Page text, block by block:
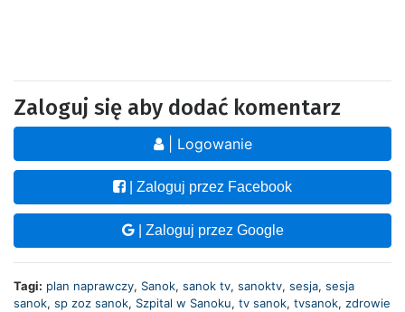
Zaloguj się aby dodać komentarz
| Logowanie
| Zaloguj przez Facebook
| Zaloguj przez Google
Tagi: plan naprawczy, Sanok, sanok tv, sanoktv, sesja, sesja
sanok, sp zoz sanok, Szpital w Sanoku, tv sanok, tvsanok, zdrowie